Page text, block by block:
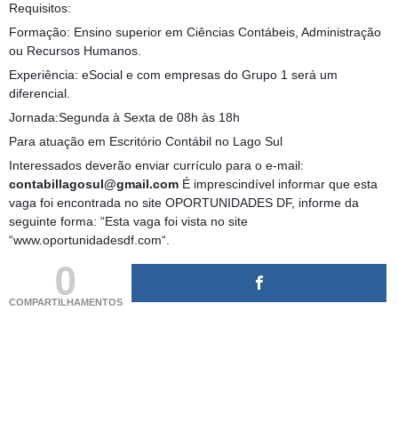
Requisitos:
Formação: Ensino superior em Ciências Contábeis, Administração
ou Recursos Humanos.
Experiência: eSocial e com empresas do Grupo 1 será um
diferencial.
Jornada:Segunda à Sexta de 08h às 18h
Para atuação em Escritório Contábil no Lago Sul
Interessados deverão enviar currículo para o e-mail:
contabillagosul@gmail.com É imprescindível informar que esta
vaga foi encontrada no site OPORTUNIDADES DF, informe da
seguinte forma: “Esta vaga foi vista no site
“www.oportunidadesdf.com“.
0
COMPARTILHAMENTOS